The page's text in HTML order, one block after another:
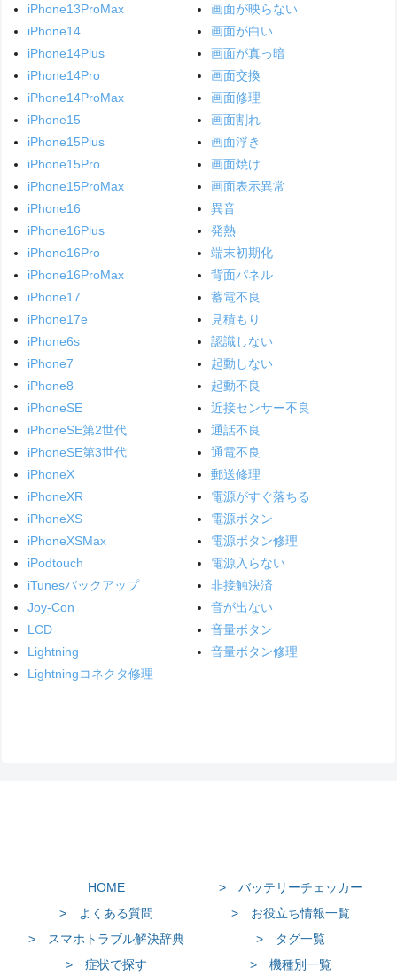
iPhone13ProMax
iPhone14
iPhone14Plus
iPhone14Pro
iPhone14ProMax
iPhone15
iPhone15Plus
iPhone15Pro
iPhone15ProMax
iPhone16
iPhone16Plus
iPhone16Pro
iPhone16ProMax
iPhone17
iPhone17e
iPhone6s
iPhone7
iPhone8
iPhoneSE
iPhoneSE第2世代
iPhoneSE第3世代
iPhoneX
iPhoneXR
iPhoneXS
iPhoneXSMax
iPodtouch
iTunesバックアップ
Joy-Con
LCD
Lightning
Lightningコネクタ修理
画面が映らない
画面が白い
画面が真っ暗
画面交換
画面修理
画面割れ
画面浮き
画面焼け
画面表示異常
異音
発熱
端末初期化
背面パネル
蓄電不良
見積もり
認識しない
起動しない
起動不良
近接センサー不良
通話不良
通電不良
郵送修理
電源がすぐ落ちる
電源ボタン
電源ボタン修理
電源入らない
非接触決済
音が出ない
音量ボタン
音量ボタン修理
HOME
> バッテリーチェッカー
> よくある質問
> お役立ち情報一覧
> スマホトラブル解決辞典
> タグ一覧
> 症状で探す
> 機種別一覧